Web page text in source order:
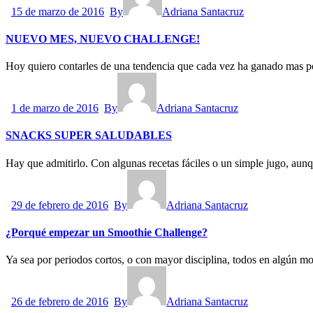
15 de marzo de 2016 By Adriana Santacruz
NUEVO MES, NUEVO CHALLENGE!
Hoy quiero contarles de una tendencia que cada vez ha ganado mas
1 de marzo de 2016 By Adriana Santacruz
SNACKS SUPER SALUDABLES
Hay que admitirlo. Con algunas recetas fáciles o un simple jugo,
29 de febrero de 2016 By Adriana Santacruz
¿Porqué empezar un Smoothie Challenge?
Ya sea por periodos cortos, o con mayor disciplina, todos en algún
26 de febrero de 2016 By Adriana Santacruz